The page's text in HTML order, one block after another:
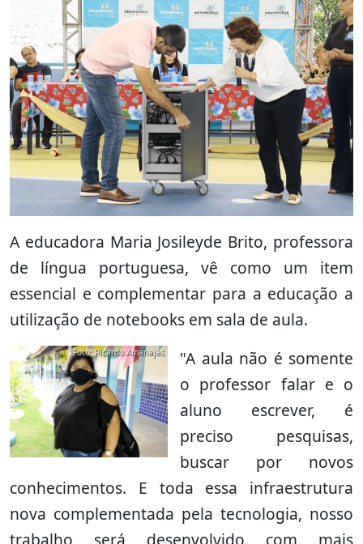
A educadora Maria Josileyde Brito, professora
de língua portuguesa, vê como um item
essencial e complementar para a educação a
utilização de notebooks em sala de aula.
Foto: Ricardo Amanajás
"A aula não é somente
o professor falar e o
aluno escrever, é
preciso pesquisas,
buscar por novos
conhecimentos. E toda essa infraestrutura
nova complementada pela tecnologia, nosso
trabalho será desenvolvido com mais